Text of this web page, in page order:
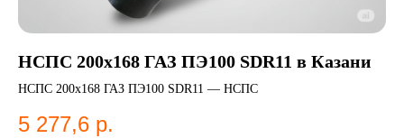
НСПС 200х168 ГАЗ ПЭ100 SDR11 в Казани
НСПС 200х168 ГАЗ ПЭ100 SDR11 — НСПС
5 277,6 р.